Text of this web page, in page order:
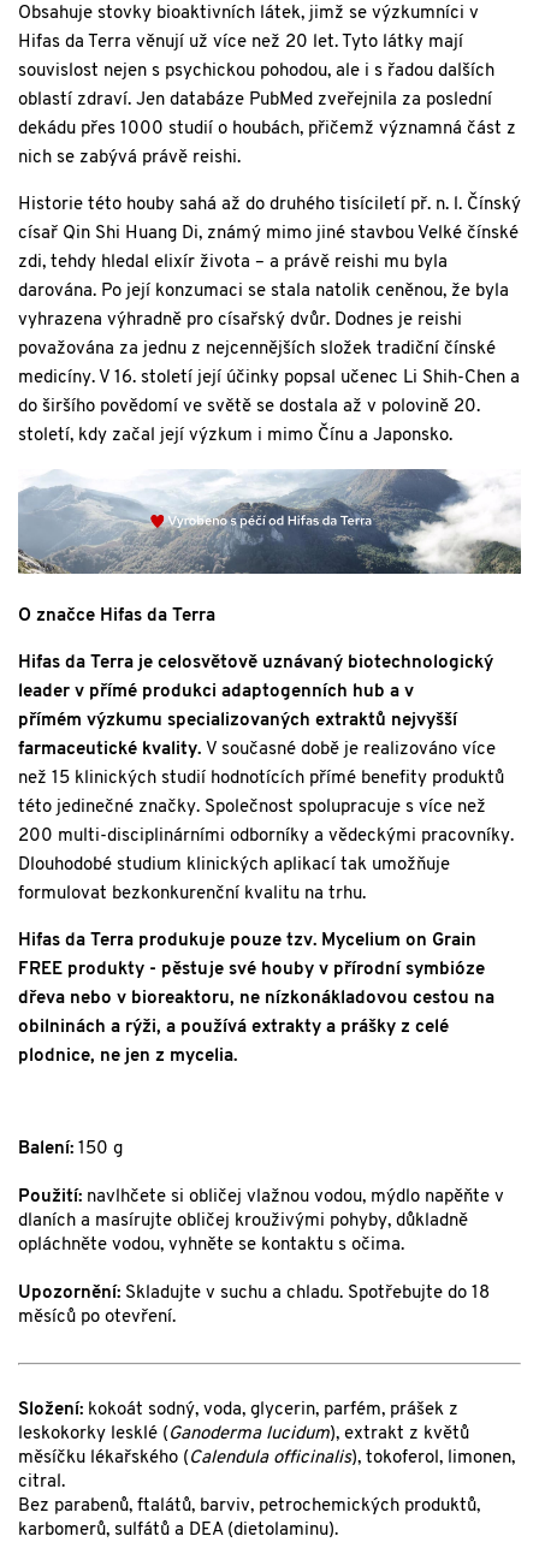
Obsahuje stovky bioaktivních látek, jimž se výzkumníci v
Hifas da Terra věnují už více než 20 let. Tyto látky mají
souvislost nejen s psychickou pohodou, ale i s řadou dalších
oblastí zdraví. Jen databáze PubMed zveřejnila za poslední
dekádu přes 1000 studií o houbách, přičemž významná část z
nich se zabývá právě reishi.
Historie této houby sahá až do druhého tisíciletí př. n. l. Čínský
císař Qin Shi Huang Di, známý mimo jiné stavbou Velké čínské
zdi, tehdy hledal elixír života – a právě reishi mu byla
darována. Po její konzumaci se stala natolik ceněnou, že byla
vyhrazena výhradně pro císařský dvůr. Dodnes je reishi
považována za jednu z nejcennějších složek tradiční čínské
medicíny. V 16. století její účinky popsal učenec Li Shih-Chen a
do širšího povědomí ve světě se dostala až v polovině 20.
století, kdy začal její výzkum i mimo Čínu a Japonsko.
O značce Hifas da Terra
Hifas da Terra je celosvětově uznávaný biotechnologický
leader v přímé produkci adaptogenních hub a v
přímém výzkumu specializovaných extraktů nejvyšší
farmaceutické kvality. V současné době je realizováno více
než 15 klinických studií hodnotících přímé benefity produktů
této jedinečné značky. Společnost spolupracuje s více než
200 multi-disciplinárními odborníky a vědeckými pracovníky.
Dlouhodobé studium klinických aplikací tak umožňuje
formulovat bezkonkurenční kvalitu na trhu.
Hifas da Terra produkuje pouze tzv. Mycelium on Grain
FREE produkty - pěstuje své houby v přírodní symbióze
dřeva nebo v bioreaktoru, ne nízkonákladovou cestou na
obilninách a rýži, a používá extrakty a prášky z celé
plodnice, ne jen z mycelia.
Balení: 150 g
Použití: navlhčete si obličej vlažnou vodou, mýdlo napěňte v
dlaních a masírujte obličej krouživými pohyby, důkladně
opláchněte vodou, vyhněte se kontaktu s očima.
Upozornění: Skladujte v suchu a chladu. Spotřebujte do 18
měsíců po otevření.
Složení: kokoát sodný, voda, glycerin, parfém, prášek z
leskokorky lesklé ( Ganoderma lucidum), extrakt z květů
měsíčku lékařského ( Calendula officinalis), tokoferol, limonen,
citral.
Bez parabenů, ftalátů, barviv, petrochemických produktů,
karbomerů, sulfátů a DEA (dietolaminu).